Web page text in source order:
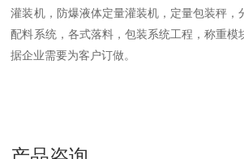
灌装机，防爆液体定量灌装机，定量包装秤，
配料系统，各式落料，包装系统工程，称重模
据企业需要为客户订做。